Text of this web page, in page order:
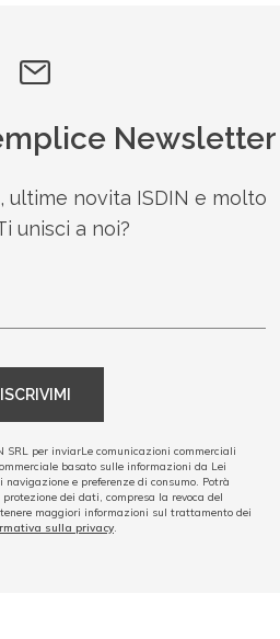
Newsletter
ultime novita ISDIN e molto
unisci a noi?
ISCRIVIMI
per inviarLe comunicazioni commerciali
basato sulle informazioni da Lei
e preferenze di consumo. Potrà
dei dati, compresa la revoca del
maggiori informazioni sul trattamento dei
sulla privacy.